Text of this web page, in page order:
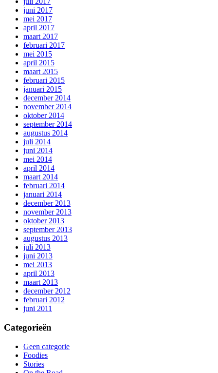
juni 2017
mei 2017
april 2017
maart 2017
februari 2017
mei 2015
april 2015
maart 2015
februari 2015
januari 2015
december 2014
november 2014
oktober 2014
september 2014
augustus 2014
juli 2014
juni 2014
mei 2014
april 2014
maart 2014
februari 2014
januari 2014
december 2013
november 2013
oktober 2013
september 2013
augustus 2013
juli 2013
juni 2013
mei 2013
april 2013
maart 2013
december 2012
februari 2012
juni 2011
Categorieën
Geen categorie
Foodies
Stories